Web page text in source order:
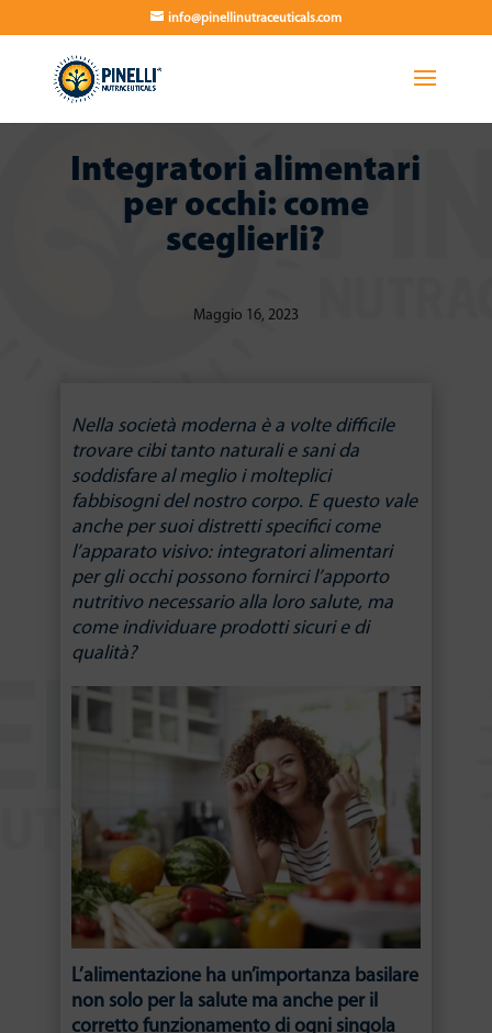
info@pinellinutraceuticals.com
Integratori alimentari
per occhi: come
sceglierli?
Maggio 16, 2023
Nella società moderna è a volte difficile
trovare cibi tanto naturali e sani da
soddisfare al meglio i molteplici
fabbisogni del nostro corpo. E questo vale
anche per suoi distretti specifici come
l’apparato visivo: integratori alimentari
per gli occhi possono fornirci l’apporto
nutritivo necessario alla loro salute, ma
come individuare prodotti sicuri e di
qualità?
L’alimentazione ha un’importanza basilare
non solo per la salute ma anche per il
corretto funzionamento di ogni singola